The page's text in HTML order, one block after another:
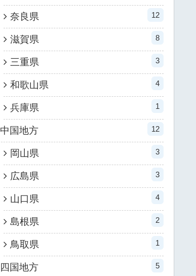
奈良県 12
滋賀県 8
三重県 3
和歌山県 4
兵庫県 1
中国地方 12
岡山県 3
広島県 3
山口県 4
島根県 2
鳥取県 1
四国地方 5